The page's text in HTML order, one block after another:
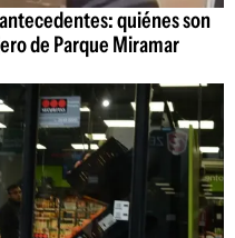
quiénes son
de Parque Miramar